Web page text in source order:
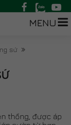
MENU
sứ
thống, được áp